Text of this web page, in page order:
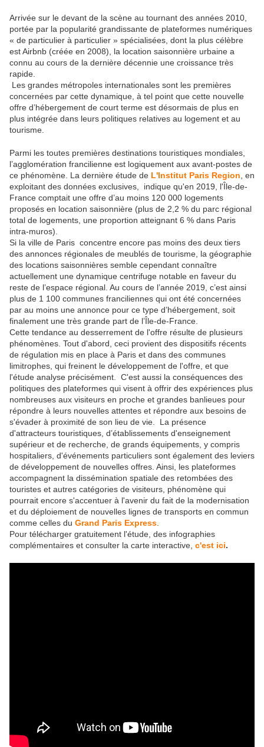
Arrivée sur le devant de la scène au tournant des années 2010,
portée par la popularité grandissante de plateformes numériques
« de particulier à particulier » spécialisées, dont la plus célèbre
est Airbnb (créée en 2008), la location saisonnière urbaine a
connu au cours de la dernière décennie une croissance très
rapide.
Les grandes métropoles internationales sont les premières
concernées par cette dynamique, à tel point que cette nouvelle
offre d’hébergement de court terme est désormais de plus en
plus intégrée dans leurs politiques relatives au logement et au
tourisme.
Parmi les toutes premières destinations touristiques mondiales,
l’agglomération francilienne est logiquement aux avant-postes de
ce phénomène. La dernière étude de L'Institut Paris Region , en
exploitant des données exclusives, indique qu'en 2019, l'Île-de-
France comptait une offre d’au moins 120 000 logements
proposés en location saisonnière (plus de 2,2 % du parc régional
total de logements, une proportion atteignant 6 % dans Paris
intra-muros).
Si la ville de Paris concentre encore pas moins des deux tiers
des annonces régionales de meublés de tourisme, la géographie
des locations saisonnières semble cependant connaître
actuellement une dynamique centrifuge notable en faveur du
reste de l’espace régional. Au cours de l’année 2019, c’est ainsi
plus de 1 100 communes franciliennes qui ont été concernées
par au moins une annonce pour ce type d’hébergement, soit
finalement une très grande part de l’Île-de-France.
Cette tendance au desserrement de l'offre résulte de plusieurs
phénomènes. Tout d'abord, ceci provient des dispositifs récents
de régulation mis en place à Paris et dans des communes
limitrophes, qui freinent le développement de l'offre, et que
l'étude analyse précisément. C'est aussi la conséquences des
politiques des plateformes qui visent à offrir des expériences plus
nombreuses aux visiteurs en proche et grandes banlieues pour
répondre à leurs nouvelles attentes et répondre aux besoins de
s'évader à proximité de son lieu de vie. La présence
d'attracteurs touristiques, d’établissements d'enseignement
supérieur et de recherche, de grands équipements, y compris
hospitaliers, d'événements particuliers sont également des leviers
de développement de nouvelles offres. Ainsi, les plateformes
accompagnent la dissémination spatiale des retombées des
touristes et autres catégories de visiteurs, phénomène qui
pourrait encore s'accentuer à l'avenir du fait de la modernisation
et du déploiement de nouvelles lignes de transports en commun
comme celles du Grand Paris Express
Pour télécharger gratuitement l'étude, des infographies
complémentaires et consulter la carte interactive, c'est ici.